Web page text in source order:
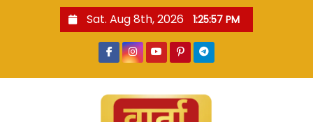
Sat. Aug 8th, 2026 1:25:58 PM